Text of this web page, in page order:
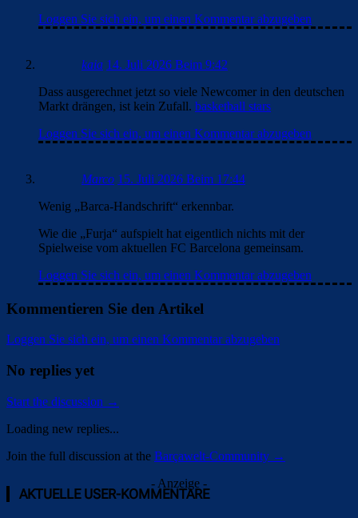
Loggen Sie sich ein, um einen Kommentar abzugeben
kaia 14. Juli 2026 Beim 9:42
Dass ausgerechnet jetzt so viele Newcomer in den deutschen
Markt drängen, ist kein Zufall. basketball stars
Loggen Sie sich ein, um einen Kommentar abzugeben
Marco 15. Juli 2026 Beim 17:44
Wenig „Barca-Handschrift“ erkennbar.
Wie die „Furja“ aufspielt hat eigentlich nichts mit der
Spielweise vom aktuellen FC Barcelona gemeinsam.
Loggen Sie sich ein, um einen Kommentar abzugeben
Kommentieren Sie den Artikel
Loggen Sie sich ein, um einen Kommentar abzugeben
No replies yet
Start the discussion →
Loading new replies...
Join the full discussion at the Barçawelt-Community →
- Anzeige -
AKTUELLE USER-KOMMENTARE